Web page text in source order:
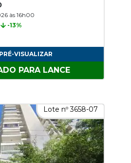
às 16h00
-13%
PRÉ-VISUALIZAR
PARA LANCE
Lote nº 3658-07